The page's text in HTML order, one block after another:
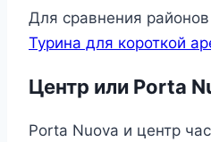
Для сравнения районов
Турина для короткой
Центр или Porta
Porta Nuova и центр